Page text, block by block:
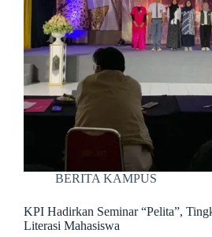
BERITA KAMPUS
KPI Hadirkan Seminar “Pelita”,
Literasi Mahasiswa